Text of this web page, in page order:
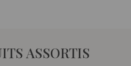
ASSORTIS